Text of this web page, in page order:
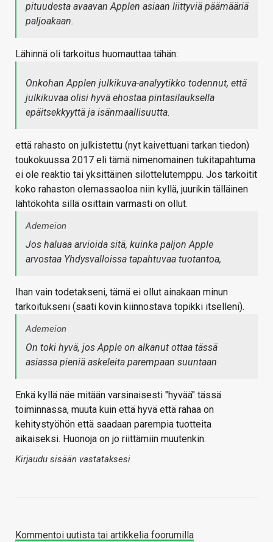
pituudesta avaavan Applen asiaan liittyviä päämääriä
paljoakaan.
Lähinnä oli tarkoitus huomauttaa tähän:
Onkohan Applen julkikuva-analyytikko todennut, että
julkikuvaa olisi hyvä ehostaa pintasilauksella
epäitsekkyyttä ja isänmaallisuutta.
että rahasto on julkistettu (nyt kaivettuani tarkan tiedon)
toukokuussa 2017 eli tämä nimenomainen tukitapahtuma
ei ole reaktio tai yksittäinen silottelutemppu. Jos tarkoitit
koko rahaston olemassaoloa niin kyllä, juurikin tälläinen
lähtökohta sillä osittain varmasti on ollut.
Ademeion
Jos haluaa arvioida sitä, kuinka paljon Apple
arvostaa Yhdysvalloissa tapahtuvaa tuotantoa,
Ihan vain todetakseni, tämä ei ollut ainakaan minun
tarkoitukseni (saati kovin kiinnostava topikki itselleni).
Ademeion
On toki hyvä, jos Apple on alkanut ottaa tässä
asiassa pieniä askeleita parempaan suuntaan
Enkä kyllä näe mitään varsinaisesti "hyvää" tässä
toiminnassa, muuta kuin että hyvä että rahaa on
kehitystyöhön että saadaan parempia tuotteita
aikaiseksi. Huonoja on jo riittämiin muutenkin.
Kirjaudu sisään vastataksesi
Kommentoi uutista tai artikkelia foorumilla